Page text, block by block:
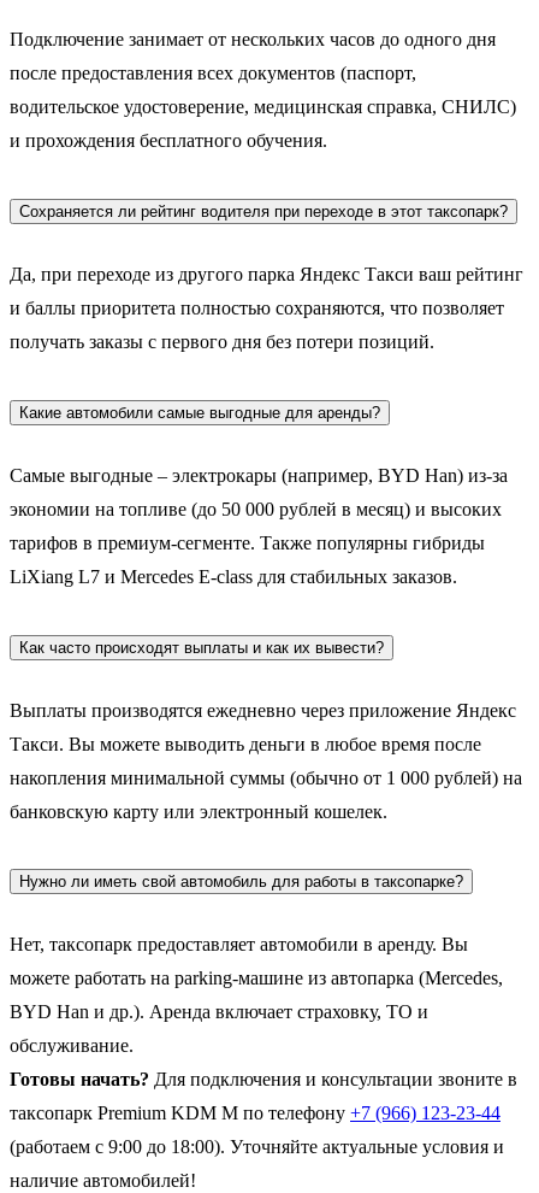
Подключение занимает от нескольких часов до одного дня
после предоставления всех документов (паспорт,
водительское удостоверение, медицинская справка, СНИЛС)
и прохождения бесплатного обучения.
Сохраняется ли рейтинг водителя при переходе в этот таксопарк?
Да, при переходе из другого парка Яндекс Такси ваш рейтинг
и баллы приоритета полностью сохраняются, что позволяет
получать заказы с первого дня без потери позиций.
Какие автомобили самые выгодные для аренды?
Самые выгодные – электрокары (например, BYD Han) из-за
экономии на топливе (до 50 000 рублей в месяц) и высоких
тарифов в премиум-сегменте. Также популярны гибриды
LiXiang L7 и Mercedes E-class для стабильных заказов.
Как часто происходят выплаты и как их вывести?
Выплаты производятся ежедневно через приложение Яндекс
Такси. Вы можете выводить деньги в любое время после
накопления минимальной суммы (обычно от 1 000 рублей) на
банковскую карту или электронный кошелек.
Нужно ли иметь свой автомобиль для работы в таксопарке?
Нет, таксопарк предоставляет автомобили в аренду. Вы
можете работать на parking-машине из автопарка (Mercedes,
BYD Han и др.). Аренда включает страховку, ТО и
обслуживание.
Готовы начать? Для подключения и консультации звоните в
таксопарк Premium KDM M по телефону +7 (966) 123-23-44
(работаем с 9:00 до 18:00). Уточняйте актуальные условия и
наличие автомобилей!